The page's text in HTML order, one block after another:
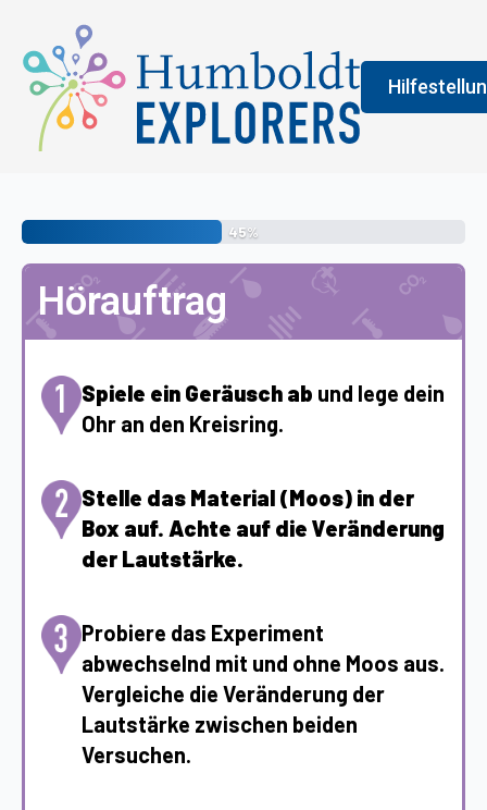
An der
erledigen
45%
Hörauftrag
Spiele ein Geräusch ab und lege dein
Ohr an den Kreisring.
Stelle das Material (Moos) in der
Box auf. Achte auf die Veränderung
der Lautstärke.
Probiere das Experiment
abwechselnd mit und ohne Moos aus.
Vergleiche die Veränderung der
Lautstärke zwischen beiden
Versuchen.